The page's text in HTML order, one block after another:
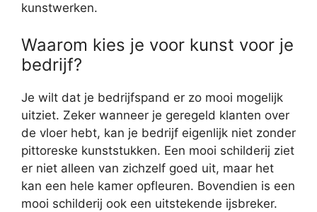
kunstwerken.
Waarom kies je voor kunst voor je
bedrijf?
Je wilt dat je bedrijfspand er zo mooi mogelijk
uitziet. Zeker wanneer je geregeld klanten over
de vloer hebt, kan je bedrijf eigenlijk niet zonder
pittoreske kunststukken. Een mooi schilderij ziet
er niet alleen van zichzelf goed uit, maar het
kan een hele kamer opfleuren. Bovendien is een
mooi schilderij ook een uitstekende ijsbreker.